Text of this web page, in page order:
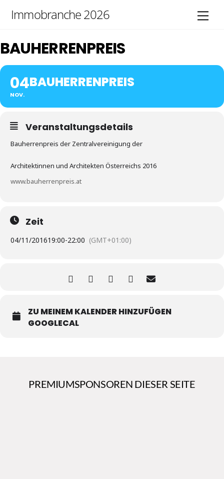
Immobranche 2026
BAUHERRENPREIS
04
NOV.
BAUHERRENPREIS
Veranstaltungsdetails
Bauherrenpreis der Zentralvereinigung der
Architektinnen und Architekten Österreichs 2016
www.bauherrenpreis.at
Zeit
04/11/201619:00-22:00 (GMT+01:00)
ZU MEINEM KALENDER HINZUFÜGEN
GOOGLECAL
PREMIUMSPONSOREN DIESER SEITE